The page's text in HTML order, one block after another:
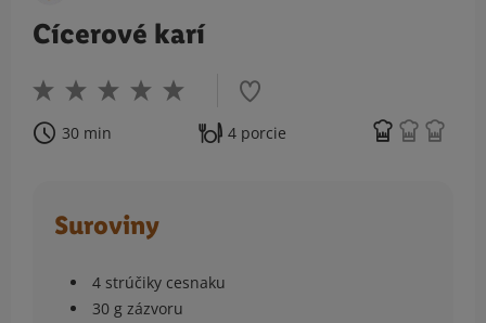
Cícerové karí
30 min 4 porcie
Suroviny
4 strúčiky cesnaku
30 g zázvoru